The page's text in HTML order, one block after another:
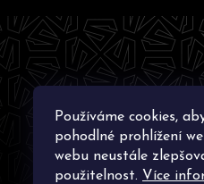
Používáme cookies,
pohodlné prohlížení
webu neustále
použitelnost. Více